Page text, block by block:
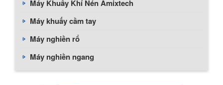
Máy Khuấy Khí Nén Amixtech
Máy khuấy cầm tay
Máy nghiền rổ
Máy nghiền ngang